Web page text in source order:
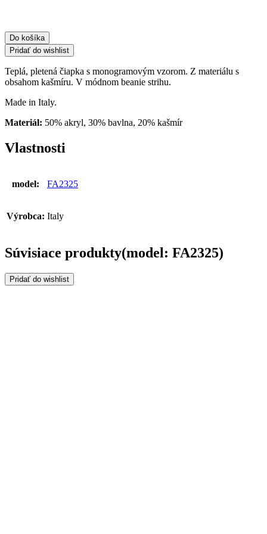
Do košíka
Pridať do wishlist
Teplá, pletená čiapka s monogramovým vzorom. Z materiálu s
obsahom kašmíru. V módnom beanie strihu.
Made in Italy.
Materiál: 50% akryl, 30% bavlna, 20% kašmír
Vlastnosti
model: FA2325
Výrobca: Italy
Súvisiace produkty(model: FA2325)
Pridať do wishlist